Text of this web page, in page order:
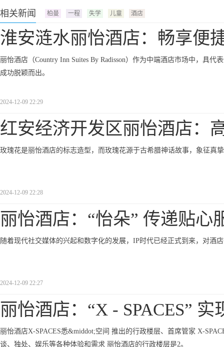
相关新闻 柏曼 一程 失学 儿童 酒店
淮安涟水丽怡酒店：畅享便
丽怡酒店（Country Inn Suites By Radisson）作为中端酒店市场中，具
成功脱颖而出。
2024-12-09 22:29
红安经济开发区丽怡酒店：
玫瑰花是丽怡酒店的标志造型，而玫瑰花源于古希腊神话故事，象征真
2024-12-09 22:28
丽怡酒店：“怡朵” 传递贴心
随着现代社交媒体的兴起和数字化的发展，IP时代已经正式到来，对酒
2024-12-09 22:27
丽怡酒店：“X - SPACES” 实
丽怡酒店X-SPACES悉&middot;空间 推出的行政楼层、首席管家 X-
谈、独处、娱乐等各种体验和需求 丽怡酒店的行政楼层是2。